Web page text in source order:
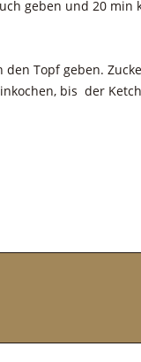
geben und 20 min
Topf geben.
bis der